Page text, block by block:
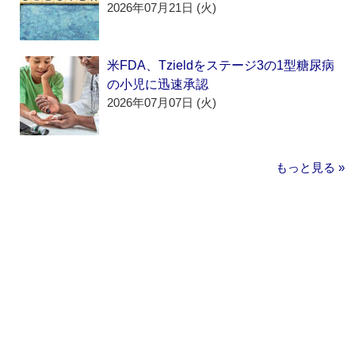
2026年07月21日 (火)
米FDA、Tzieldをステージ3の1型糖尿病
の小児に迅速承認
2026年07月07日 (火)
もっと見る »